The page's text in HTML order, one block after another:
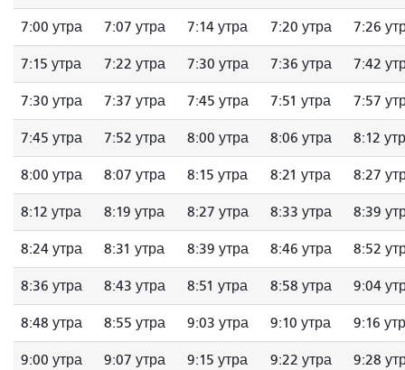
7:00 утра 7:07 утра 7:14 утра 7:20 утра 7:26
7:15 утра 7:22 утра 7:30 утра 7:36 утра 7:42
7:30 утра 7:37 утра 7:45 утра 7:51 утра 7:57
7:45 утра 7:52 утра 8:00 утра 8:06 утра 8:12
8:00 утра 8:07 утра 8:15 утра 8:21 утра 8:27
8:12 утра 8:19 утра 8:27 утра 8:33 утра 8:39
8:24 утра 8:31 утра 8:39 утра 8:46 утра 8:52
8:36 утра 8:43 утра 8:51 утра 8:58 утра 9:04
8:48 утра 8:55 утра 9:03 утра 9:10 утра 9:16
9:00 утра 9:07 утра 9:15 утра 9:22 утра 9:28